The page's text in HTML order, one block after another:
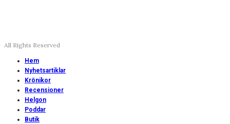
All Rights Reserved
Hem
Nyhetsartiklar
Krönikor
Recensioner
Helgon
Poddar
Butik